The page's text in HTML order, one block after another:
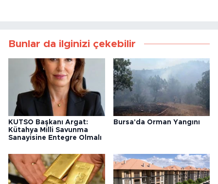
Bunlar da ilginizi çekebilir
KUTSO Başkanı Argat:
Kütahya Milli Savunma
Sanayisine Entegre Olmalı
Bursa'da Orman Yangını